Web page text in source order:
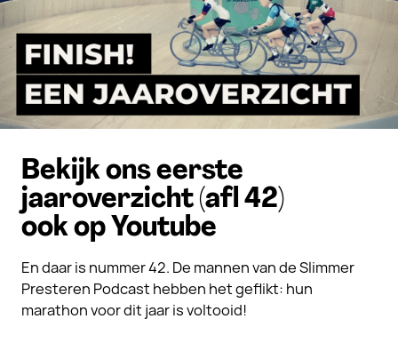
Bekijk ons eerste
jaaroverzicht (afl 42)
ook op Youtube
En daar is nummer 42. De mannen van de Slimmer
Presteren Podcast hebben het geflikt: hun
marathon voor dit jaar is voltooid!